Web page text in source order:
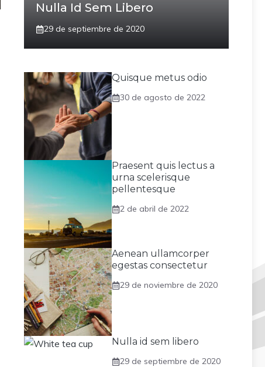
Nulla Id Sem Libero
29 de septiembre de 2020
Quisque metus odio
30 de agosto de 2022
Praesent quis lectus a
urna scelerisque
pellentesque
2 de abril de 2022
Aenean ullamcorper
egestas consectetur
29 de noviembre de 2020
Nulla id sem libero
29 de septiembre de 2020